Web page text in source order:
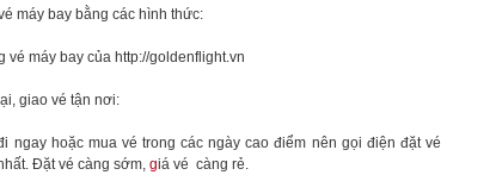
máy bay bằng các hình thức:
vé máy bay của http://goldenflight.vn
giao vé tận nơi:
ngay hoặc mua vé trong các ngày cao điểm nên gọi điện đặt vé
Đặt vé càng sớm, giá vé càng rẻ.